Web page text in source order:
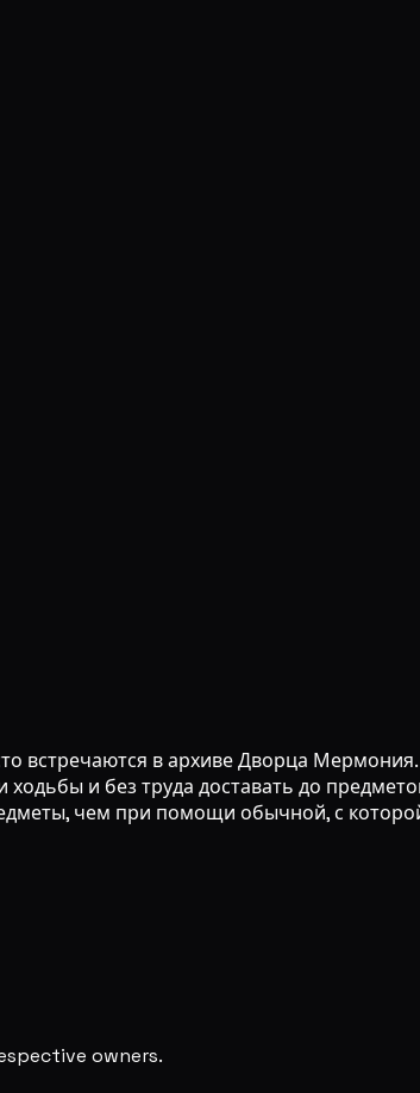
встречаются в архиве Дворца
ходьбы и без труда доставать до
чем при помощи обычной, с
owners.